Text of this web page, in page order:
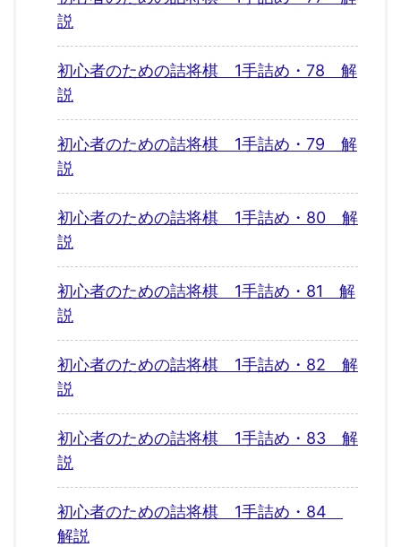
説
初心者のための詰将棋 1手詰め・78 解
説
初心者のための詰将棋 1手詰め・79 解
説
初心者のための詰将棋 1手詰め・80 解
説
初心者のための詰将棋 1手詰め・81 解
説
初心者のための詰将棋 1手詰め・82 解
説
初心者のための詰将棋 1手詰め・83 解
説
初心者のための詰将棋 1手詰め・84
解説